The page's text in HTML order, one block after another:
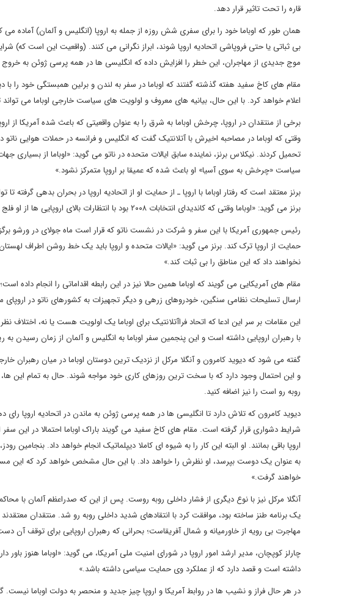
قاره را تحت تاثیر قرار دهد.
همان طور که اوباما خود را برای سفری شش روزه از جمله به اروپا (انگلیس و آلمان) آماده
بی ثباتی یا حتی فروپاشی اتحادیه اروپا شوند، ابراز نگرانی می کنند. (واقعیت این است
موج جدیدی از مهاجران، این خطر را افزایش داده که انگلیسی ها در همه پرسی ژوئن به خروج
مقام های کاخ سفید هفته گذشته گفتند که اوباما در سفر به لندن و برلین همبستگی خود را با
اعلام خواهد کرد. با این حال، بیانیه های معروف و اولویت های سیاست خارجی اوباما می تواند
برخی از منتقدان در اروپا، چرخش اوباما به شرق را به عنوان واقعیتی که باعث شده آمریکا از
وقتی که اوباما در مصاحبه اخیرش با آتلانتیک گفت که انگلیس و فرانسه در حملات هوایی ناتو
تحمیل کردند. نیکلاس برنز، نماینده سابق ایالات متحده در ناتو می گوید: «اوباما از
سیاست «چرخش به سوی آسیا» او باعث شده که عمیقا بر اروپا متمرکز نشود.»
برنز معتقد است که رفتار اوباما با اروپا ـ از حمایت او از اتحادیه اروپا در بحران بدهی گرفته
برنز می گوید: «اوباما وقتی که کاندیدای انتخابات ۲۰۰۸ بود با انتظارات بالای اروپایی ها از او فلج شده بود.»
رئیس جمهوری آمریکا با این سفر و شرکت در نشست ناتو که قرار است ماه جولای در ورشو
حمایت از اروپا ترک کند. برنز می گوید: «ایالات متحده و اروپا باید یک خط روشن اطراف
نخواهند داد که این مناطق را بی ثبات کند.»
ارسال تسلیحات نظامی سنگین، خودروهای زرهی و دیگر تجهیزات به کشورهای ناتو در
با رهبران اروپایی داشته است و این پنجمین سفر اوباما به انگلیس و آلمان از زمان رسیدن
گفته می شود که دیوید کامرون و آنگلا مرکل از نزدیک ترین دوستان اوباما در میان رهبران
و این احتمال وجود دارد که با سخت ترین روزهای کاری خود مواجه شوند. حال به تمام این
روبه رو است را نیز اضافه کنید.
دیوید کامرون که تلاش دارد تا انگلیسی ها در همه پرسی ژوئن به ماندن در اتحادیه اروپا
شرایط دشواری قرار گرفته است. مقام های کاخ سفید می گویند باراک اوباما احتمالا در این
اروپا باقی بمانند. او البته این کار را به شیوه ای کاملا دیپلماتیک انجام خواهد داد. بنجامین
به عنوان یک دوست بپرسد، او نظرش را خواهد داد. با این حال مشخص خواهد کرد که این
خواهند گرفت.»
آنگلا مرکل نیز با نوع دیگری از فشار داخلی روبه روست. پس از این که صدراعظم آلمان با
یک برنامه طنز ساخته بود، موافقت کرد با انتقادهای شدید داخلی روبه رو شد. منتقدان
مهاجرت بی رویه از خاورمیانه و شمال آفریقاست؛ بحرانی که رهبران اروپایی برای توقف آن
چارلز کوپچان، مدیر ارشد امور اروپا در شورای امنیت ملی آمریکا، می گوید: «اوباما هنوز
داشته است و قصد دارد که از عملکرد وی حمایت سیاسی داشته باشد.»
در هر حال فراز و نشیب ها در روابط آمریکا و اروپا چیز جدید و منحصر به دولت اوباما نیست.